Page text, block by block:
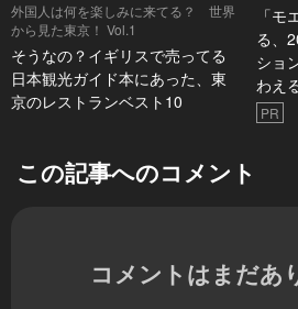
外国人は何を楽しみに来てる？ 世界
から見た東京！ Vol.1
そうなの？イギリスで売ってる
日本観光ガイド本にあった、東
京のレストランベスト10
「
る、
ショ
わえ
PR
この記事へのコメント
コメントはまだあ